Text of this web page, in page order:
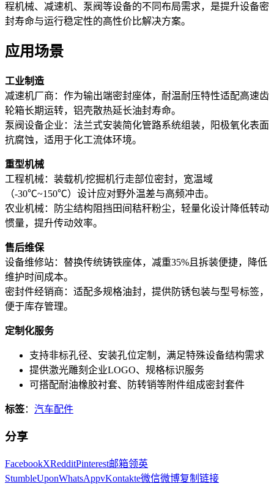
程机械、减速机、泵阀等设备的不同布局需求，是提升设备密
封寿命与运行稳定性的高性价比解决方案。
应用场景
工业制造
减速机厂商：作为输出端密封座体，耐温耐压特性适配高速齿
轮箱长期运转，铝壳散热延长油封寿命。
泵阀设备企业：法兰式安装简化管路系统组装，阳极氧化表面
抗腐蚀，适用于化工流体环境。
重型机械
工程机械：装载机/挖掘机行走部位密封，宽温域
（-30℃~150℃）设计应对野外温差与高频冲击。
农业机械：防尘结构阻挡田间秸秆粉尘，轻量化设计降低转动
惯量，提升传动效率。
售后维保
设备维修站：替换传统铸铁座体，减重35%且拆装便捷，降低
维护时间成本。
密封件经销商：适配多规格油封，提供防锈包装与型号标签，
便于库存管理。
定制化服务
支持非标孔径、安装孔位定制，满足特殊设备结构需求
提供激光雕刻企业LOGO、规格标识服务
可搭配耐油橡胶衬套、防转销等附件组成密封套件
标签： 汽车配件
分享
FacebookXRedditPinterest邮箱领英
StumbleUponWhatsAppvKontakte微信微博复制链接